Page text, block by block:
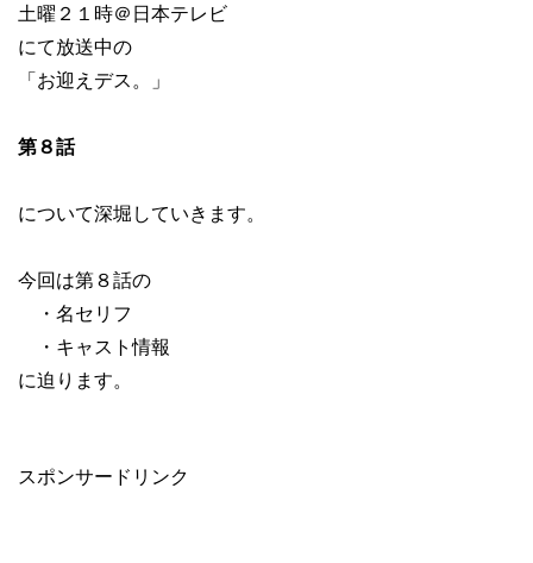
土曜２１時＠日本テレビ
にて放送中の
「お迎えデス。」
第８話
について深堀していきます。
今回は第８話の
・名セリフ
・キャスト情報
に迫ります。
スポンサードリンク